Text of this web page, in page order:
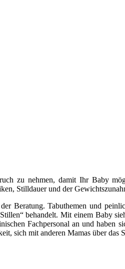
zu nehmen, damit Ihr Baby
Stilldauer und der
Beratung. Tabuthemen und
behandelt. Mit einem Baby
Fachpersonal an und haben
sich mit anderen Mamas über das